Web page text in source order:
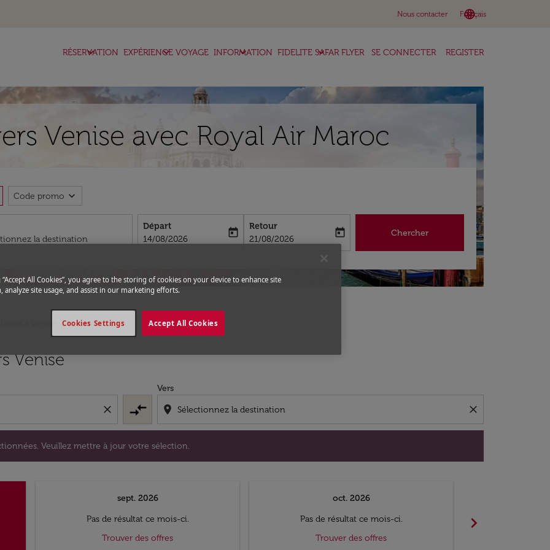
Nous contacter language
Français
keyboard_arrow_down
RÉSERVATION
keyboard_arrow_down EXPÉRIENCE VOYAGE
keyboard_arrow_down INFORMATION
keyboard_arrow_down FIDELITE SAFAR FLYER
keyboard_arrow_down SE CONNECTER REGISTER
Venise avec Royal Air Maroc
Code promo expand_more
Départ
fc-booking-departure-date-aria-label
14/08/2026
today
Retour
fc-booking-return-date-aria-label
21/08/2026
today Chercher
Venise
close compare_arrows
Vers
location_on close
Veuillez mettre à jour votre sélection.
Veuillez mettre à jour votre sélection.
sept. 2026
Pas de résultat ce mois-ci.
Trouver des offres
oct. 2026
Pas de résultat ce mois-ci.
Trouver des offres
chevron_right
“Accept All Cookies”, you agree to the storing of cookies on your device to enhance site
analyze site usage, and assist in our marketing efforts.
Accept All Cookies
Cookies Settings